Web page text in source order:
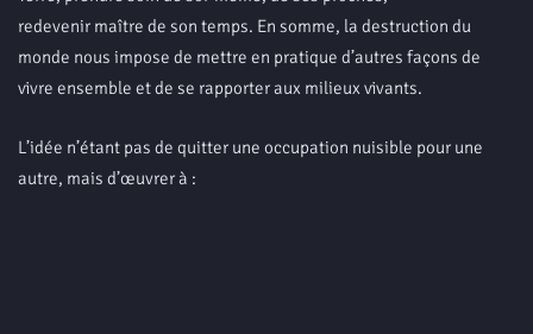
redevenir maître de son temps. En somme, la destruction du
monde nous impose de mettre en pratique d’autres façons de
vivre ensemble et de se rapporter aux milieux vivants.
L’idée n’étant pas de quitter une occupation nuisible pour une
autre, mais d’œuvrer à :